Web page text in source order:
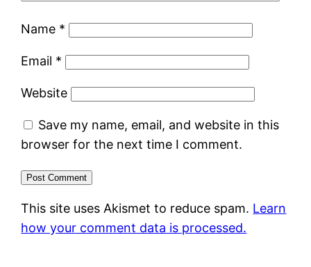
Name *
Email *
Website
Save my name, email, and website in this
browser for the next time I comment.
This site uses Akismet to reduce spam. Learn
how your comment data is processed.